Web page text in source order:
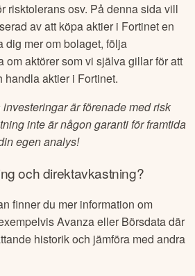
risktolerans osv. På denna sida vill
av att köpa aktier i Fortineten
dig mer om bolaget, följa
om aktörer som vi själva gillar för att
handla aktier i Fortinet.
är förenade med risk
inte är någon garanti för framtida
egen analys!
och direktavkastning?
finner du mer information om
Avanza eller Börsdata där
historik och jämföra med andra